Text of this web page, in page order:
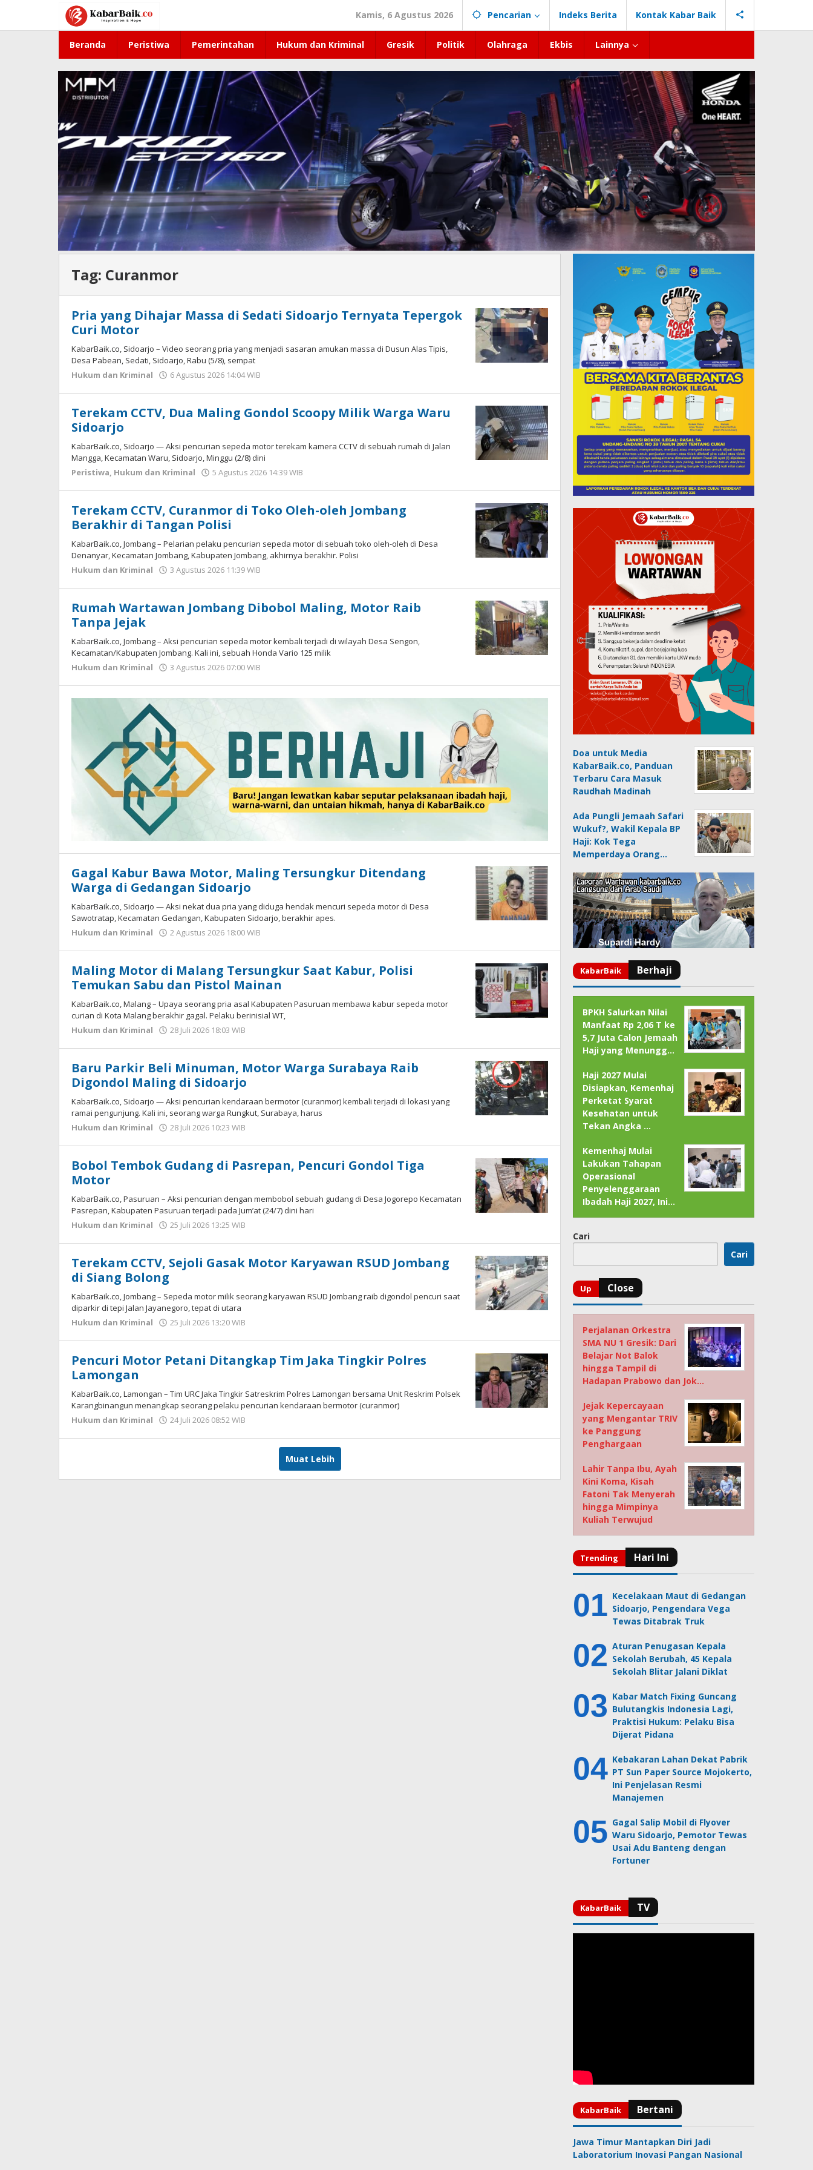
konten
Kamis, 6 Agustus 2026 Pencarian Indeks Berita Kontak Kabar Baik
Beranda Peristiwa Pemerintahan Hukum dan Kriminal Gresik Politik Olahraga Ekbis Lainnya
Tag: Curanmor
Pria yang Dihajar Massa di Sedati Sidoarjo Ternyata Tepergok
Curi Motor
KabarBaik.co, Sidoarjo – Video seorang pria yang menjadi sasaran amukan massa di Dusun Alas Tipis,
Desa Pabean, Sedati, Sidoarjo, Rabu (5/8), sempat
Hukum dan Kriminal
6 Agustus 2026 14:04 WIB
Terekam CCTV, Dua Maling Gondol Scoopy Milik Warga Waru
Sidoarjo
KabarBaik.co, Sidoarjo — Aksi pencurian sepeda motor terekam kamera CCTV di sebuah rumah di Jalan
Mangga, Kecamatan Waru, Sidoarjo, Minggu (2/8) dini
Peristiwa, Hukum dan Kriminal 5 Agustus 2026 14:39 WIB
Terekam CCTV, Curanmor di Toko Oleh-oleh Jombang
Berakhir di Tangan Polisi
KabarBaik.co, Jombang – Pelarian pelaku pencurian sepeda motor di sebuah toko oleh-oleh di Desa
Denanyar, Kecamatan Jombang, Kabupaten Jombang, akhirnya berakhir. Polisi
Hukum dan Kriminal
3 Agustus 2026 11:39 WIB
Rumah Wartawan Jombang Dibobol Maling, Motor Raib
Tanpa Jejak
KabarBaik.co, Jombang – Aksi pencurian sepeda motor kembali terjadi di wilayah Desa Sengon,
Kecamatan/Kabupaten Jombang. Kali ini, sebuah Honda Vario 125 milik
Hukum dan Kriminal
3 Agustus 2026 07:00 WIB
Gagal Kabur Bawa Motor, Maling Tersungkur Ditendang
Warga di Gedangan Sidoarjo
KabarBaik.co, Sidoarjo — Aksi nekat dua pria yang diduga hendak mencuri sepeda motor di Desa
Sawotratap, Kecamatan Gedangan, Kabupaten Sidoarjo, berakhir apes.
Hukum dan Kriminal
2 Agustus 2026 18:00 WIB
Maling Motor di Malang Tersungkur Saat Kabur, Polisi
Temukan Sabu dan Pistol Mainan
KabarBaik.co, Malang – Upaya seorang pria asal Kabupaten Pasuruan membawa kabur sepeda motor
curian di Kota Malang berakhir gagal. Pelaku berinisial WT,
Hukum dan Kriminal
28 Juli 2026 18:03 WIB
Baru Parkir Beli Minuman, Motor Warga Surabaya Raib
Digondol Maling di Sidoarjo
KabarBaik.co, Sidoarjo — Aksi pencurian kendaraan bermotor (curanmor) kembali terjadi di lokasi yang
ramai pengunjung. Kali ini, seorang warga Rungkut, Surabaya, harus
Hukum dan Kriminal
28 Juli 2026 10:23 WIB
Bobol Tembok Gudang di Pasrepan, Pencuri Gondol Tiga
Motor
KabarBaik.co, Pasuruan – Aksi pencurian dengan membobol sebuah gudang di Desa Jogorepo Kecamatan
Pasrepan, Kabupaten Pasuruan terjadi pada Jum’at (24/7) dini hari
Hukum dan Kriminal
25 Juli 2026 13:25 WIB
Terekam CCTV, Sejoli Gasak Motor Karyawan RSUD Jombang
di Siang Bolong
KabarBaik.co, Jombang – Sepeda motor milik seorang karyawan RSUD Jombang raib digondol pencuri saat
diparkir di tepi Jalan Jayanegoro, tepat di utara
Hukum dan Kriminal
25 Juli 2026 13:20 WIB
Pencuri Motor Petani Ditangkap Tim Jaka Tingkir Polres
Lamongan
KabarBaik.co, Lamongan – Tim URC Jaka Tingkir Satreskrim Polres Lamongan bersama Unit Reskrim Polsek
Karangbinangun menangkap seorang pelaku pencurian kendaraan bermotor (curanmor)
Hukum dan Kriminal
24 Juli 2026 08:52 WIB
Muat Lebih
Doa untuk Media
KabarBaik.co, Panduan
Terbaru Cara Masuk
Raudhah Madinah
Ada Pungli Jemaah Safari
Wukuf?, Wakil Kepala BP
Haji: Kok Tega
Memperdaya Orang…
BPKH Salurkan Nilai
Manfaat Rp 2,06 T ke
5,7 Juta Calon Jemaah
Haji yang Menungg…
Haji 2027 Mulai
Disiapkan, Kemenhaj
Perketat Syarat
Kesehatan untuk
Tekan Angka …
Kemenhaj Mulai
Lakukan Tahapan
Operasional
Penyelenggaraan
Ibadah Haji 2027, Ini…
Cari
Cari
Perjalanan Orkestra
SMA NU 1 Gresik: Dari
Belajar Not Balok
hingga Tampil di
Hadapan Prabowo dan Jok…
Jejak Kepercayaan
yang Mengantar TRIV
ke Panggung
Penghargaan
Lahir Tanpa Ibu, Ayah
Kini Koma, Kisah
Fatoni Tak Menyerah
hingga Mimpinya
Kuliah Terwujud
Kecelakaan Maut di Gedangan
Sidoarjo, Pengendara Vega
Tewas Ditabrak Truk
Aturan Penugasan Kepala
Sekolah Berubah, 45 Kepala
Sekolah Blitar Jalani Diklat
Kabar Match Fixing Guncang
Bulutangkis Indonesia Lagi,
Praktisi Hukum: Pelaku Bisa
Dijerat Pidana
Kebakaran Lahan Dekat Pabrik
PT Sun Paper Source Mojokerto,
Ini Penjelasan Resmi
Manajemen
Gagal Salip Mobil di Flyover
Waru Sidoarjo, Pemotor Tewas
Usai Adu Banteng dengan
Fortuner
Jawa Timur Mantapkan Diri Jadi
Laboratorium Inovasi Pangan Nasional